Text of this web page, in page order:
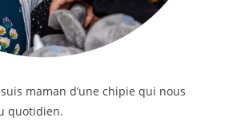
maman d’une chipie qui nous
quotidien.